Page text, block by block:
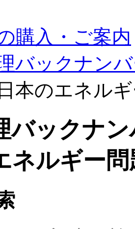
購入・ご案内
バックナン
本のエネル
バックナ
ネルギー